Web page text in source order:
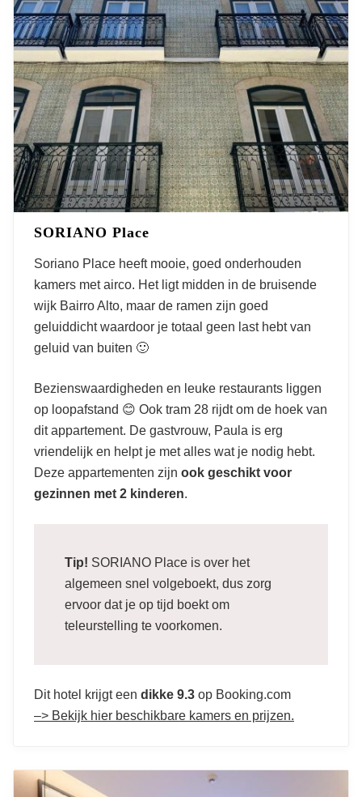
SORIANO Place
Soriano Place heeft mooie, goed onderhouden
kamers met airco. Het ligt midden in de bruisende
wijk Bairro Alto, maar de ramen zijn goed
geluiddicht waardoor je totaal geen last hebt van
geluid van buiten 🙂
Bezienswaardigheden en leuke restaurants liggen
op loopafstand 😊 Ook tram 28 rijdt om de hoek van
dit appartement. De gastvrouw, Paula is erg
vriendelijk en helpt je met alles wat je nodig hebt.
Deze appartementen zijn ook geschikt voor
gezinnen met 2 kinderen.
Tip! SORIANO Place is over het
algemeen snel volgeboekt, dus zorg
ervoor dat je op tijd boekt om
teleurstelling te voorkomen.
Dit hotel krijgt een dikke 9.3 op Booking.com
–> Bekijk hier beschikbare kamers en prijzen.